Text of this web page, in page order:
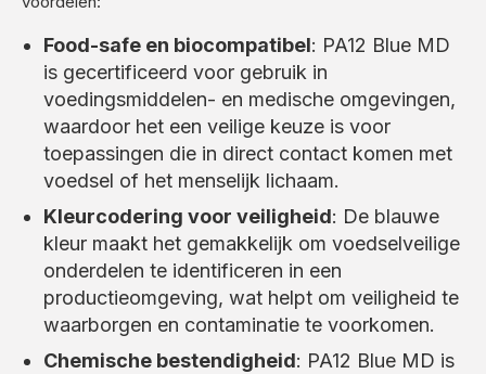
Food-safe en biocompatibel: PA12 Blue MD
is gecertificeerd voor gebruik in
voedingsmiddelen- en medische omgevingen,
waardoor het een veilige keuze is voor
toepassingen die in direct contact komen met
voedsel of het menselijk lichaam.
Kleurcodering voor veiligheid: De blauwe
kleur maakt het gemakkelijk om voedselveilige
onderdelen te identificeren in een
productieomgeving, wat helpt om veiligheid te
waarborgen en contaminatie te voorkomen.
Chemische bestendigheid: PA12 Blue MD is